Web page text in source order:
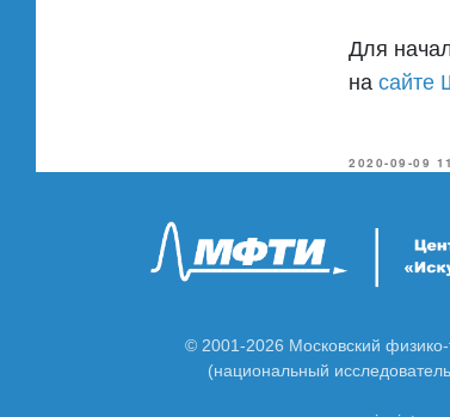
Для
насайте
2020-09-09
© 2001-2026 Московский физико-
(национальный